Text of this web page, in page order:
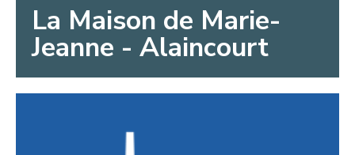
La Maison de Marie-
Jeanne - Alaincourt